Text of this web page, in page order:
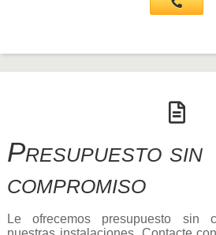
Presupuesto sin
compromiso
Le ofrecemos presupuesto sin